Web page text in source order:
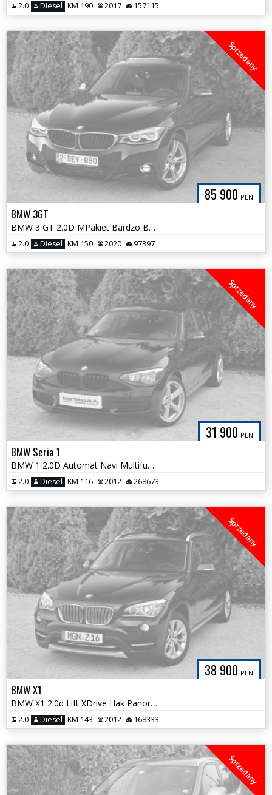
2.0 Diesel KM 190 2017 157115
85 900 PLN
Sprzedany
BMW 3GT
BMW 3 GT 2.0D MPakiet Bardzo Bogato Wyposażona Tylko 97tys km Śliczna
2.0 Diesel KM 150 2020 97397
31 900 PLN
Sprzedany
BMW Seria 1
BMW 1 2.0D Automat Navi Multifunkcja NOWY ROZRZĄD Bezwypadkowa
2.0 Diesel KM 116 2012 268673
38 900 PLN
Sprzedany
BMW X1
BMW X1 2.0d Lift XDrive Hak Panorama Xenon NOWY ROZRZĄD Bezwypadkowa
2.0 Diesel KM 143 2012 168333
Sprzedany